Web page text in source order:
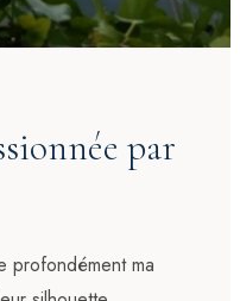
par
profondément ma